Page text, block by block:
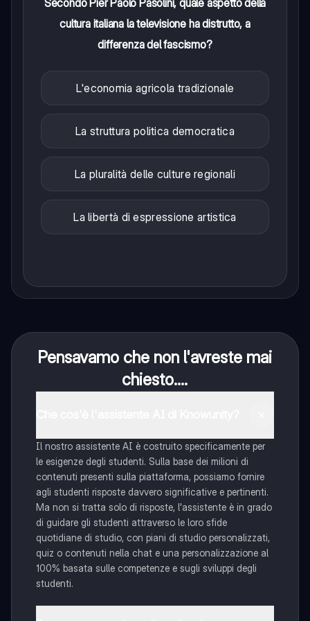
cultura italiana la televisione ha distrutto, a
differenza del fascismo?
L'economia agricola tradizionale
La struttura politica democratica
La pluralità delle culture regionali
La libertà di espressione artistica
Pensavamo che non l'avreste mai
chiesto....
Il nostro assistente AI è costruito specificamente per
le esigenze degli studenti. Sulla base dei milioni di
contenuti presenti sulla piattaforma, possiamo fornire
agli studenti risposte davvero significative e pertinenti.
Ma non si tratta solo di risposte, l'assistente è in grado
di guidare gli studenti attraverso le loro sfide
quotidiane di studio, con piani di studio personalizzati,
quiz o contenuti nella chat e una personalizzazione al
100% basata sulle competenze e sugli sviluppi degli
studenti.